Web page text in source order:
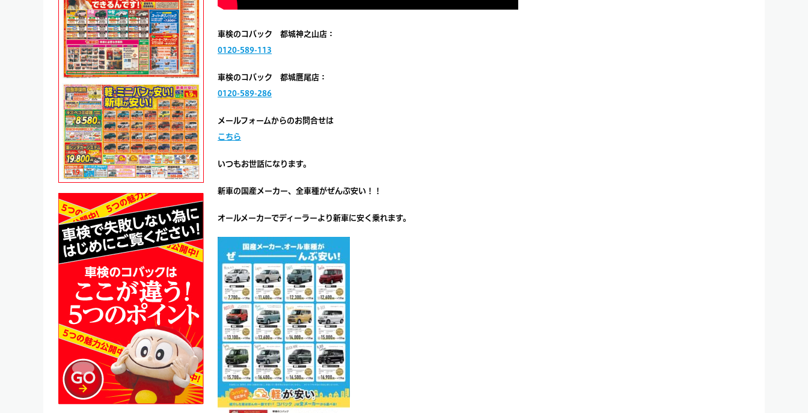
車検のコバック 都城神之山店：
0120-589-113
車検のコバック 都城鷹尾店：
0120-589-286
メールフォームからのお問合せは
こちら
いつもお世話になります。
新車の国産メーカー、全車種がぜんぶ安い！！
オールメーカーでディーラーより新車に安く乗れます。